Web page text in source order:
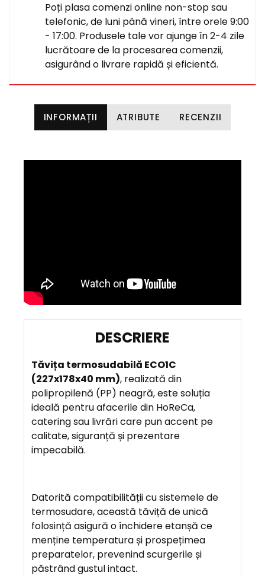
Poți plasa comenzi online non-stop sau
telefonic, de luni până vineri, între orele 9:00
- 17:00. Produsele tale vor ajunge în 2-4 zile
lucrătoare de la procesarea comenzii,
asigurând o livrare rapidă și eficientă.
INFORMAȚII ATRIBUTE RECENZII
S
C
R
I
E
R
E
A
V
A
N
T
A
Tăvița termosudabilă ECO1C
(227x178x40 mm), realizată din
polipropilenă (PP) neagră, este soluția
ideală pentru afacerile din HoReCa,
catering sau livrări care pun accent pe
calitate, siguranță și prezentare
impecabilă.
Datorită compatibilității cu sistemele de
termosudare, această tăviță de unică
folosință asigură o închidere etanșă ce
menține temperatura și prospețimea
preparatelor, prevenind scurgerile și
păstrând gustul intact.